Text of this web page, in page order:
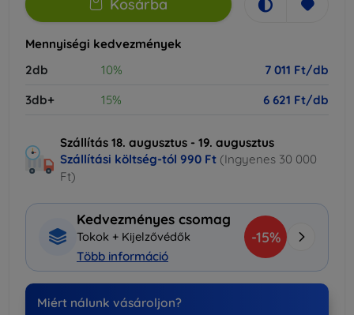
Kosárba
Mennyiségi kedvezmények
2db
10%
7 011 Ft/db
3db+
15% 6 621 Ft/db
Szállítás 18. augusztus - 19. augusztus
Szállítási költség-tól 990 Ft (Ingyenes 30 000
Ft)
Kedvezményes csomag
Tokok + Kijelzővédők
Több információ
-15%
Miért nálunk vásároljon?